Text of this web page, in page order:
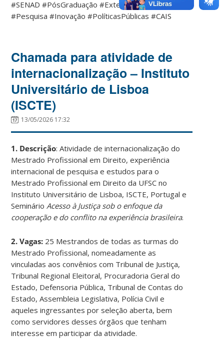
#SENAD #PósGraduação #ExtensãoUniversitária
#Pesquisa #Inovação #PolíticasPúblicas #CAIS
Chamada para atividade de
internacionalização – Instituto
Universitário de Lisboa
(ISCTE)
13/05/2026 17:32
1. Descrição: Atividade de internacionalização do
Mestrado Profissional em Direito, experiência
internacional de pesquisa e estudos para o
Mestrado Profissional em Direito da UFSC no
Instituto Universitário de Lisboa, ISCTE, Portugal e
SeminárioAcesso à Justiça sob o enfoque da
cooperação e do conflito na experiência brasileira.
2. Vagas: 25 Mestrandos de todas as turmas do
Mestrado Profissional, nomeadamente as
vinculadas aos convênios com Tribunal de Justiça,
Tribunal Regional Eleitoral, Procuradoria Geral do
Estado, Defensoria Pública, Tribunal de Contas do
Estado, Assembleia Legislativa, Polícia Civil e
aqueles ingressantes por seleção aberta, bem
como servidores desses órgãos que tenham
interesse em participar da atividade.